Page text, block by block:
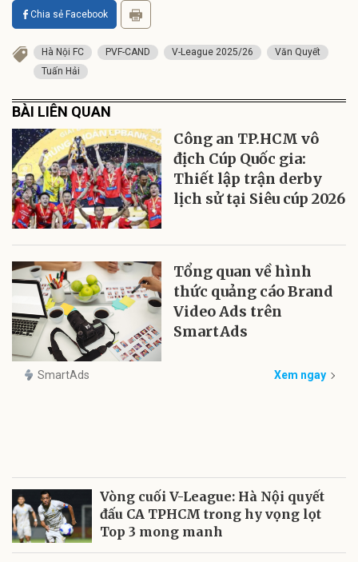
Chia sẻ Facebook
Hà Nội FC PVF-CAND V-League 2025/26
Văn Quyết
Tuấn Hải
BÀI LIÊN QUAN
Công an TP.HCM vô
địch Cúp Quốc gia:
Thiết lập trận derby
lịch sử tại Siêu cúp 2026
Tổng quan về hình
thức quảng cáo Brand
Video Ads trên
SmartAds
SmartAds Xem ngay
Vòng cuối V-League: Hà Nội quyết
đấu CA TPHCM trong hy vọng lọt
Top 3 mong manh